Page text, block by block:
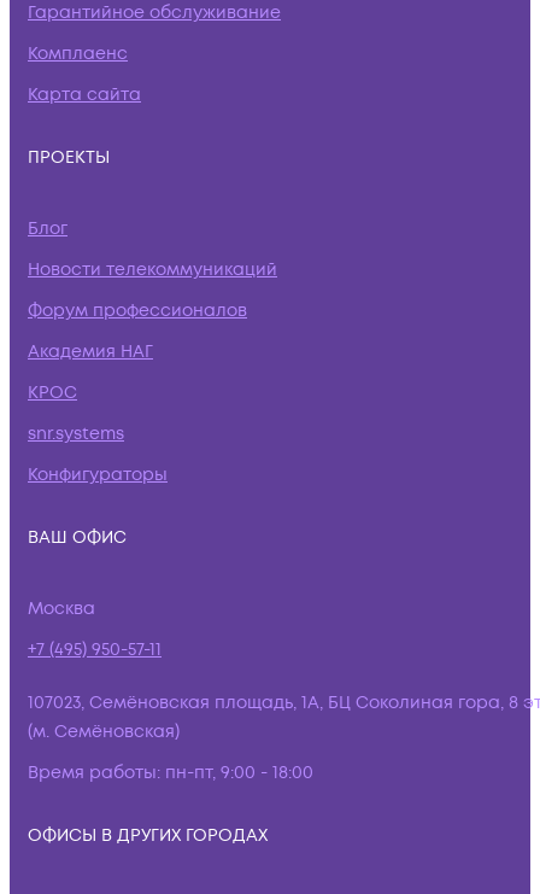
Гарантийное обслуживание
Комплаенс
Карта сайта
ПРОЕКТЫ
Блог
Новости телекоммуникаций
Форум профессионалов
Академия НАГ
КРОС
snr.systems
Конфигураторы
ВАШ ОФИС
Москва
+7 (495) 950-57-11
107023, Семёновская площадь, 1А, БЦ Соколиная гора, 8
(м. Семёновская)
Время работы: пн-пт, 9:00 - 18:00
ОФИСЫ В ДРУГИХ ГОРОДАХ